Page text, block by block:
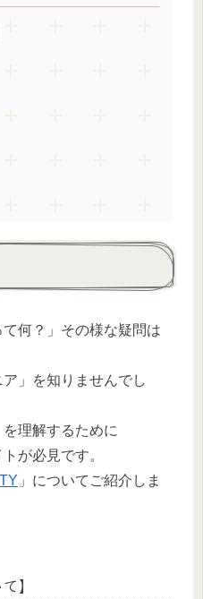
て何？」その様な疑問は
」を知りませんでし
を理解するために
が必見です。
」についてご紹介しま
】